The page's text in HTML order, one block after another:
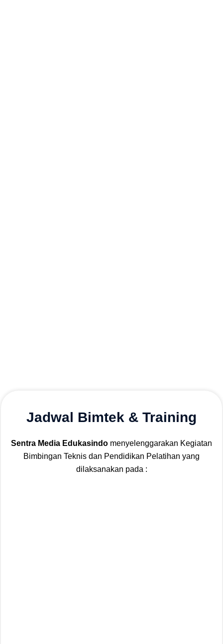
Jadwal Bimtek & Training
Sentra Media Edukasindo menyelenggarakan Kegiatan
Bimbingan Teknis dan Pendidikan Pelatihan yang
dilaksanakan pada :